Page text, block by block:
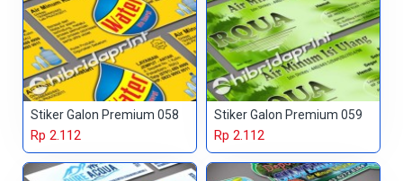
Stiker Galon Premium 058
Rp 2.112
Stiker Galon Premium 059
Rp 2.112